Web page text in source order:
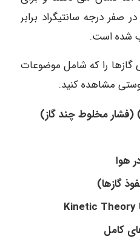
صفر درجه سانتیگراد برابر
گازها را که شامل موضوعات
مشاهده کنید.
هوا
گازها)
Kinetic Theory
کامل